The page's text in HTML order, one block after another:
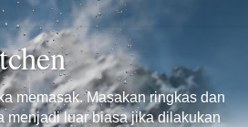
memasak. Masakan ringkas dan
menjadi luar biasa jika dilakukan